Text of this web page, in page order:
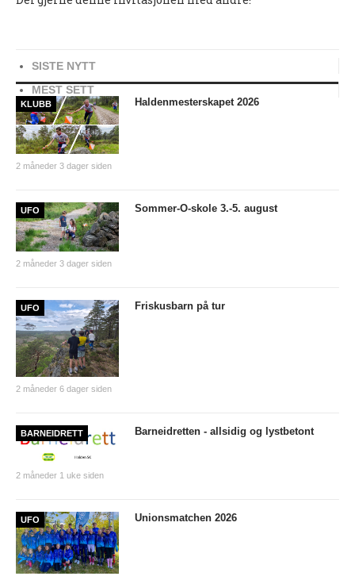
GRASROTANDELEN
KONTAKTADRESSER
HANDLINGSDOKUMENT
HISTORISK
Årsberetninger
Tiomila "Hall of Fame"
Statistikk Jukola
VM Historikk
EM Historikk
Hovedløps-historikk
Grottaprisen
Kynningsrud og Aktivum stipend
SISTE NYTT
MEST SETT
KLUBB
2 måneder 3 dager siden
Haldenmesterskapet 2026
UFO
2 måneder 3 dager siden
Sommer-O-skole 3.-5. august
UFO
2 måneder 6 dager siden
Friskusbarn på tur
BARNEIDRETT
2 måneder 1 uke siden
Barneidretten - allsidig og lystbetont
UFO Unionsmatchen 2026